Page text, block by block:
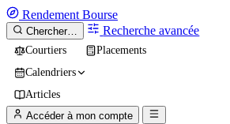
Rendement Bourse
Chercher… Recherche avancée
Courtiers
Placements
Calendriers
Articles
Accéder à mon compte